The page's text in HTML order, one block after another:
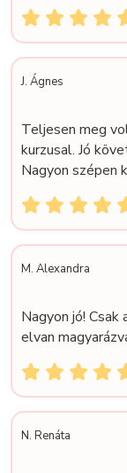
J. Ágnes
Teljesen meg
kurzusal. Jó
Nagyon szépen
M. Alexandra
Nagyon jó!
elvan
N. Renáta